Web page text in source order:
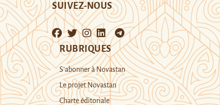
SUIVEZ-NOUS
RUBRIQUES
S’abonner à Novastan
Le projet Novastan
Charte éditoriale